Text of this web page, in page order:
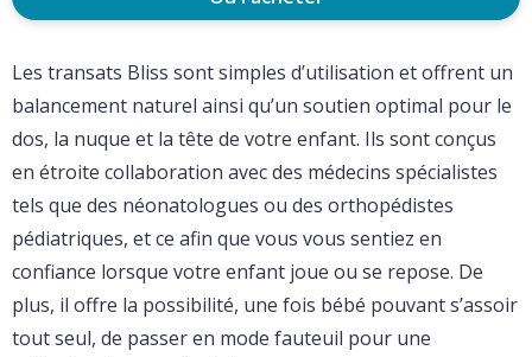
Les transats Bliss sont simples d’utilisation et offrent un
balancement naturel ainsi qu’un soutien optimal pour le
dos, la nuque et la tête de votre enfant. Ils sont conçus
en étroite collaboration avec des médecins spécialistes
tels que des néonatologues ou des orthopédistes
pédiatriques, et ce afin que vous vous sentiez en
confiance lorsque votre enfant joue ou se repose. De
plus, il offre la possibilité, une fois bébé pouvant s’assoir
tout seul, de passer en mode fauteuil pour une